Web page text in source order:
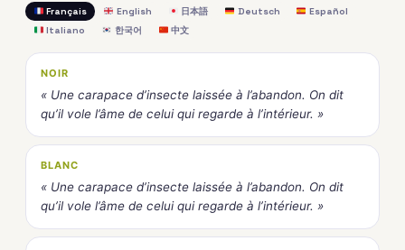
Français English 日本語 Deutsch
Español
Italiano
한국어 中文
NOIR
« Une carapace d’insecte laissée à l’abandon. On dit
qu’il vole l’âme de celui qui regarde à l’intérieur. »
BLANC
« Une carapace d’insecte laissée à l’abandon. On dit
qu’il vole l’âme de celui qui regarde à l’intérieur. »